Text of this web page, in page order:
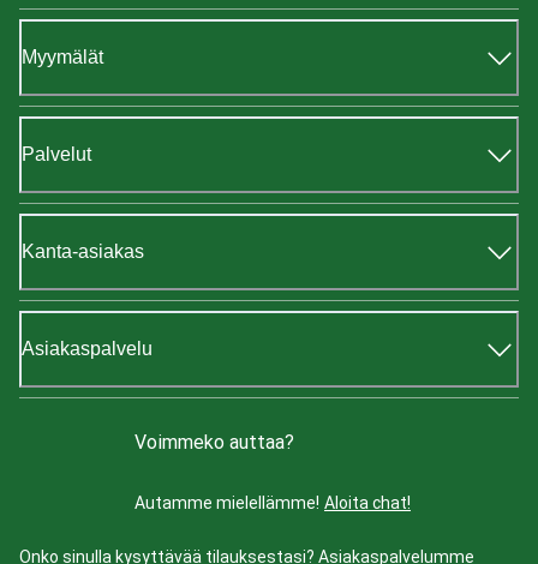
Myymälät
Palvelut
Kanta-asiakas
Asiakaspalvelu
Voimmeko auttaa?
Autamme mielellämme! Aloita chat!
Onko sinulla kysyttävää tilauksestasi? Asiakaspalvelumme